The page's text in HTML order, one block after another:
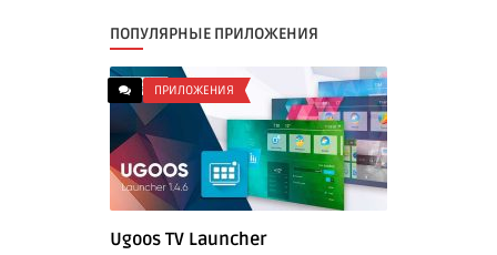
ПОПУЛЯРНЫЕ ПРИЛОЖЕНИЯ
ПРИЛОЖЕНИЯ
Ugoos TV Launcher